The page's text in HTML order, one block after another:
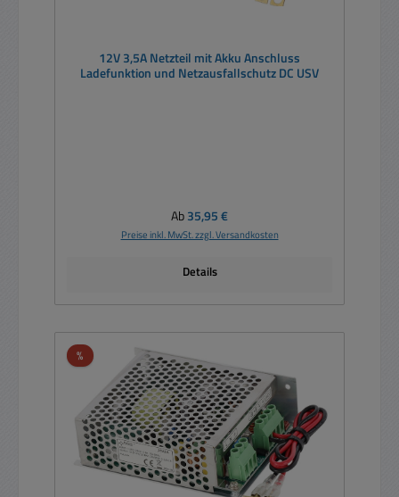
12V 3,5A Netzteil mit Akku Anschluss
Ladefunktion und Netzausfallschutz DC USV
Regulärer Preis:
Ab35,95 €
Preise inkl. MwSt. zzgl. Versandkosten
Details
%Rabatt